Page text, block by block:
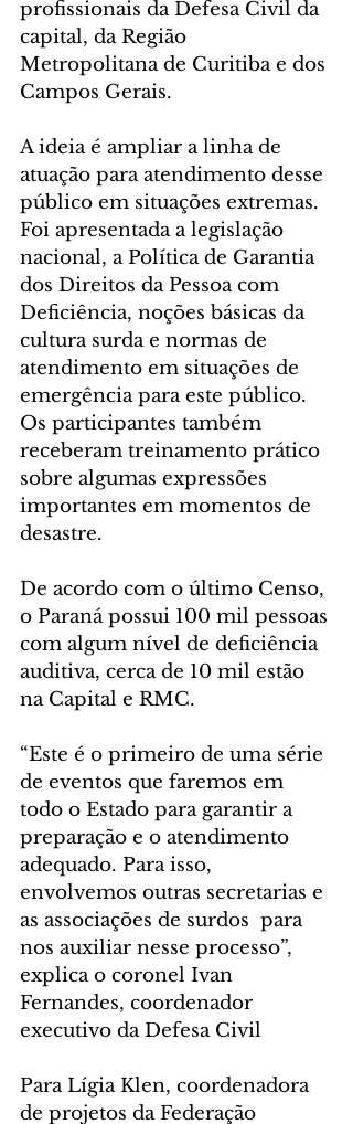
profissionais da Defesa Civil da
capital, da Região
Metropolitana de Curitiba e dos
Campos Gerais.
A ideia é ampliar a linha de
atuação para atendimento desse
público em situações extremas.
Foi apresentada a legislação
nacional, a Política de Garantia
dos Direitos da Pessoa com
Deficiência, noções básicas da
cultura surda e normas de
atendimento em situações de
emergência para este público.
Os participantes também
receberam treinamento prático
sobre algumas expressões
importantes em momentos de
desastre.
De acordo com o último Censo,
o Paraná possui 100 mil pessoas
com algum nível de deficiência
auditiva, cerca de 10 mil estão
na Capital e RMC.
“Este é o primeiro de uma série
de eventos que faremos em
todo o Estado para garantir a
preparação e o atendimento
adequado. Para isso,
envolvemos outras secretarias e
as associações de surdos  para
nos auxiliar nesse processo”,
explica o coronel Ivan
Fernandes, coordenador
executivo da Defesa Civil
Para Lígia Klen, coordenadora
de projetos da Federação